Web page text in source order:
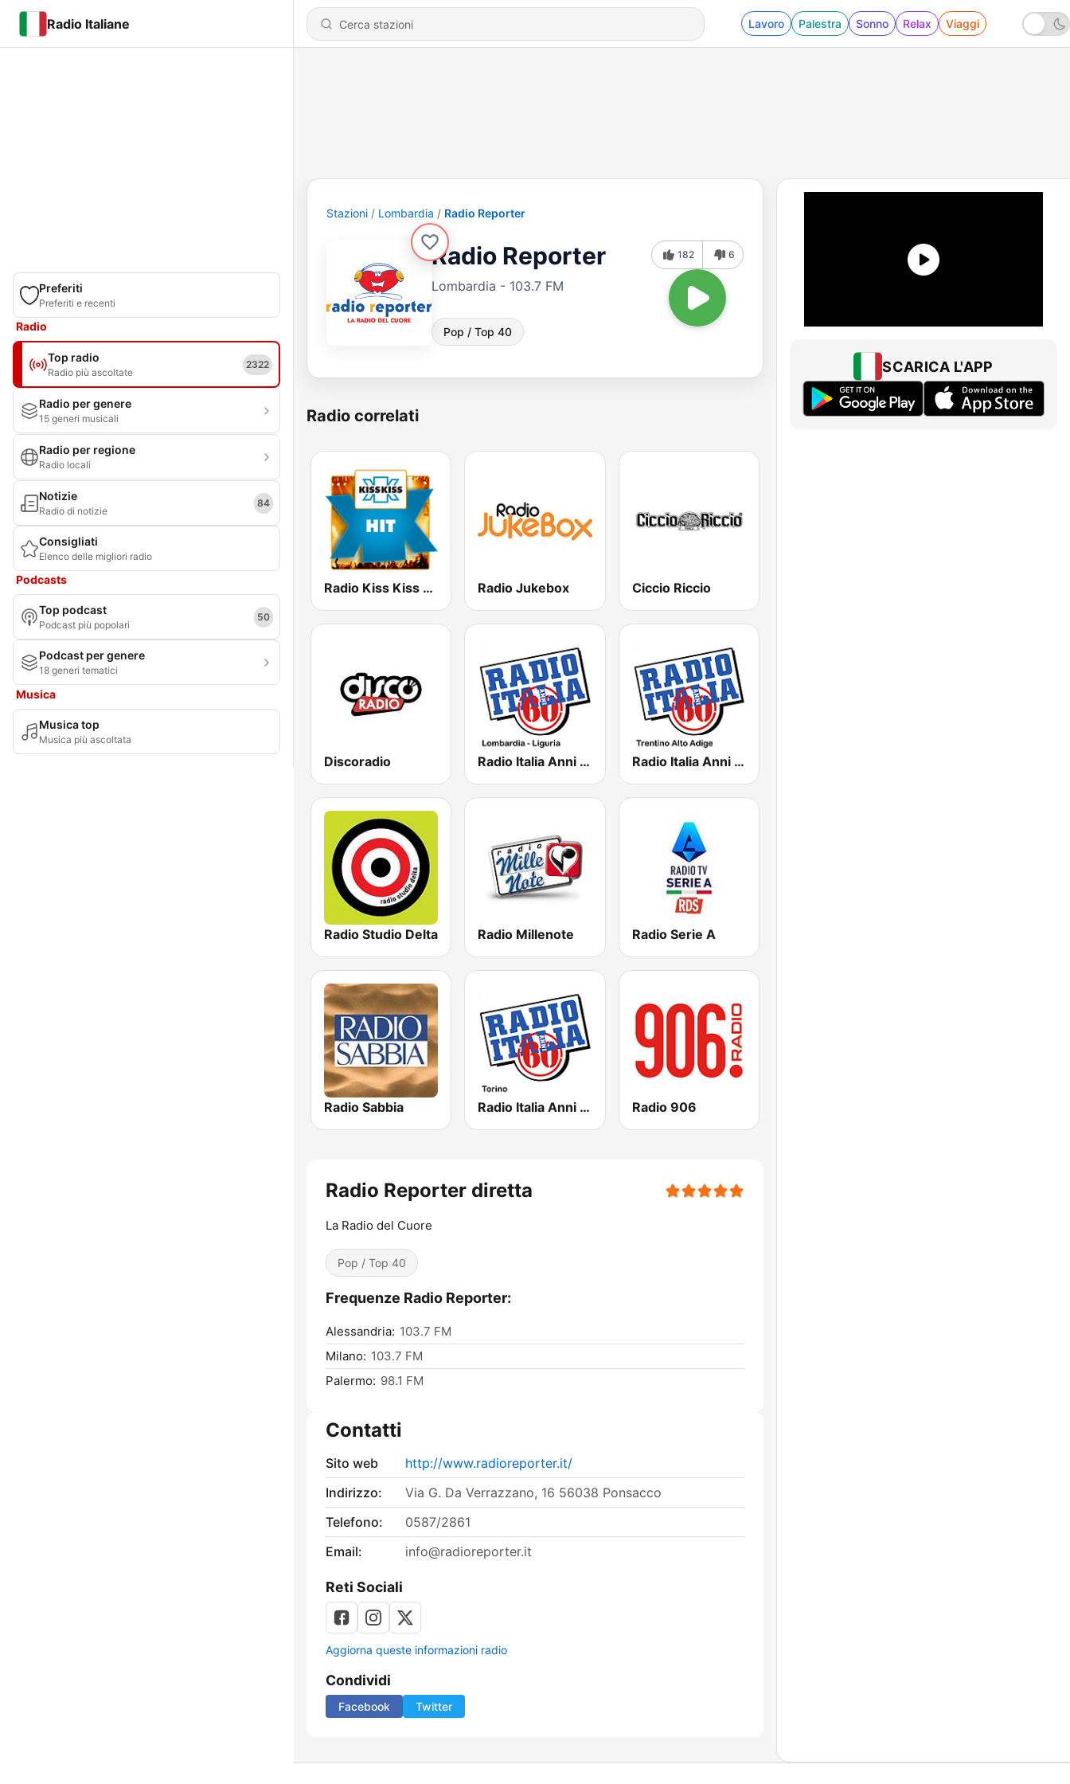
Radio Italiane Lavoro Palestra Sonno Relax Viaggi
Preferiti
Preferiti e recenti
Radio
Top radio
Radio più ascoltate
2322
Radio per genere
15 generi musicali
Radio per regione
Radio locali
Notizie
Radio di notizie
84
Consigliati
Elenco delle migliori radio
Podcasts
Top podcast
Podcast più popolari
50
Podcast per genere
18 generi tematici
Musica
Musica top
Musica più ascoltata
Stazioni Lombardia Radio Reporter
Radio Reporter
Lombardia - 103.7 FM
Pop / Top 40
182 6
Radio correlati
Radio Kiss Kiss Hit Radio Jukebox Ciccio Riccio
Discoradio Radio Italia Anni 60 - Lombardia - Liguria Radio Italia Anni 60 - Trentino Alto Adige
Radio Studio Delta Radio Millenote Radio Serie A
Radio Sabbia Radio Italia Anni 60 - Torino Radio 906
Radio Reporter diretta
La Radio del Cuore
Pop / Top 40
Frequenze Radio Reporter:
Alessandria: 103.7 FM
Milano: 103.7 FM
Palermo: 98.1 FM
Contatti
Sito web
http://www.radioreporter.it/
Indirizzo:
Via G. Da Verrazzano, 16 56038 Ponsacco
Telefono:
0587/2861
Email:
info@radioreporter.it
Reti Sociali
Aggiorna queste informazioni radio
Condividi
Facebook Twitter
SCARICA L'APP